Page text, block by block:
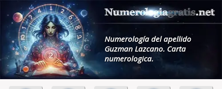
Numerología del apellido
Guzman Lazcano. Carta
numerologica.